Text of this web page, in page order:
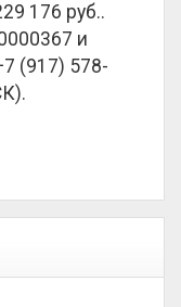
176 руб..
и
(917) 578-